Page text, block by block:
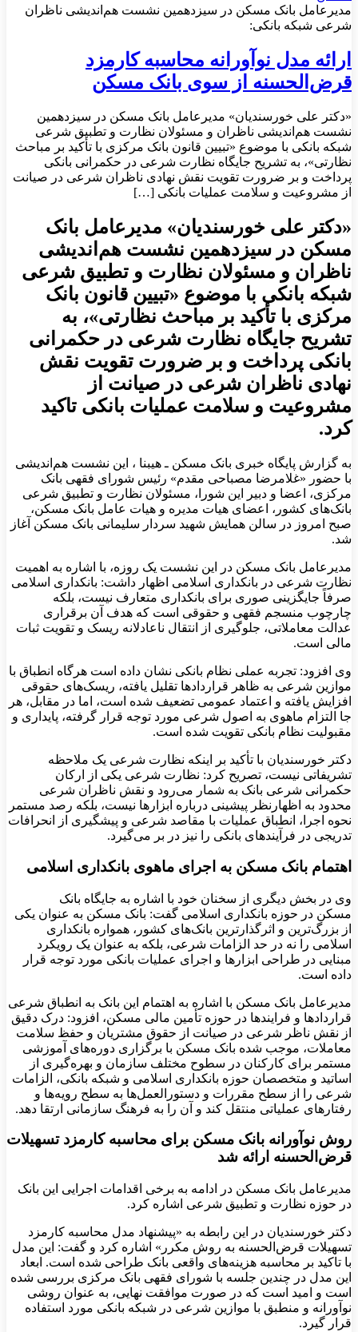
مدیرعامل بانک مسکن در سیزدهمین نشست هم‌اندیشی ناظران
شرعی شبکه بانکی:
ارائه مدل نوآورانه محاسبه کارمزد
قرض‌الحسنه از سوی بانک مسکن
«دکتر علی خورسندیان» مدیرعامل بانک مسکن در سیزدهمین
نشست هم‌اندیشی ناظران و مسئولان نظارت و تطبیق شرعی
شبکه بانکی با موضوع «تبیین قانون بانک مرکزی با تأکید بر مباحث
نظارتی»، به تشریح جایگاه نظارت شرعی در حکمرانی بانکی
پرداخت و بر ضرورت تقویت نقش نهادی ناظران شرعی در صیانت
از مشروعیت و سلامت عملیات بانکی […]
«دکتر علی خورسندیان» مدیرعامل بانک
مسکن در سیزدهمین نشست هم‌اندیشی
ناظران و مسئولان نظارت و تطبیق شرعی
شبکه بانکی با موضوع «تبیین قانون بانک
مرکزی با تأکید بر مباحث نظارتی»، به
تشریح جایگاه نظارت شرعی در حکمرانی
بانکی پرداخت و بر ضرورت تقویت نقش
نهادی ناظران شرعی در صیانت از
مشروعیت و سلامت عملیات بانکی تاکید
کرد.
به گزارش پایگاه خبری بانک مسکن ـ هیبنا ، این نشست هم‌اندیشی
با حضور «غلامرضا مصباحی مقدم» رئیس شورای فقهی بانک
مرکزی، اعضا و دبیر این شورا، مسئولان نظارت و تطبیق شرعی
بانک‌های کشور، اعضای هیات مدیره و هیات عامل بانک مسکن،
صبح امروز در سالن همایش شهید سردار سلیمانی بانک مسکن آغاز
شد.
مدیرعامل بانک مسکن در این نشست یک روزه، با اشاره به اهمیت
نظارت شرعی در بانکداری اسلامی اظهار داشت: بانکداری اسلامی
صرفاً جایگزینی صوری برای بانکداری متعارف نیست، بلکه
چارچوب منسجم فقهی و حقوقی است که هدف آن برقراری
عدالت معاملاتی، جلوگیری از انتقال ناعادلانه ریسک و تقویت ثبات
مالی است.
وی افزود: تجربه عملی نظام بانکی نشان داده است هرگاه انطباق با
موازین شرعی به ظاهر قراردادها تقلیل یافته، ریسک‌های حقوقی
افزایش یافته و اعتماد عمومی تضعیف شده است، اما در مقابل، هر
جا التزام ماهوی به اصول شرعی مورد توجه قرار گرفته، پایداری و
مقبولیت نظام بانکی تقویت شده است.
دکتر خورسندیان با تأکید بر اینکه نظارت شرعی یک ملاحظه
تشریفاتی نیست، تصریح کرد: نظارت شرعی یکی از ارکان
حکمرانی شرعی بانک به شمار می‌رود و نقش ناظران شرعی
محدود به اظهارنظر پیشینی درباره ابزارها نیست، بلکه رصد مستمر
نحوه اجرا، انطباق عملیات با مقاصد شرعی و پیشگیری از انحرافات
تدریجی در فرآیندهای بانکی را نیز در بر می‌گیرد.
اهتمام بانک مسکن به اجرای ماهوی بانکداری اسلامی
وی در بخش دیگری از سخنان خود با اشاره به جایگاه بانک
مسکن در حوزه بانکداری اسلامی گفت: بانک مسکن به عنوان یکی
از بزرگ‌ترین و اثرگذارترین بانک‌های کشور، همواره بانکداری
اسلامی را نه در حد الزامات شرعی، بلکه به عنوان یک رویکرد
مبنایی در طراحی ابزارها و اجرای عملیات بانکی مورد توجه قرار
داده است.
مدیرعامل بانک مسکن با اشاره به اهتمام این بانک به انطباق شرعی
قراردادها و فرایندها در حوزه تأمین مالی مسکن، افزود: درک دقیق
از نقش ناظر شرعی در صیانت از حقوق مشتریان و حفظ سلامت
معاملات، موجب شده بانک مسکن با برگزاری دوره‌های آموزشی
مستمر برای کارکنان در سطوح مختلف سازمان و بهره‌گیری از
اساتید و متخصصان حوزه بانکداری اسلامی و شبکه بانکی، الزامات
شرعی را از سطح مقررات و دستورالعمل‌ها به سطح رویه‌ها و
رفتارهای عملیاتی منتقل کند و آن را به فرهنگ سازمانی ارتقا دهد.
روش نوآورانه بانک مسکن برای محاسبه کارمزد تسهیلات
قرض‌الحسنه ارائه شد
مدیرعامل بانک مسکن در ادامه به برخی اقدامات اجرایی این بانک
در حوزه نظارت و تطبیق شرعی اشاره کرد.
دکتر خورسندیان در این رابطه به «پیشنهاد مدل محاسبه کارمزد
تسهیلات قرض‌الحسنه به روش مکرر» اشاره کرد و گفت: این مدل
با تاکید بر محاسبه هزینه‌های واقعی بانک طراحی شده است. ابعاد
این مدل در چندین جلسه با شورای فقهی بانک مرکزی بررسی شده
است و امید است که در صورت موافقت نهایی، به عنوان روشی
نوآورانه و منطبق با موازین شرعی در شبکه بانکی مورد استفاده
قرار گیرد.